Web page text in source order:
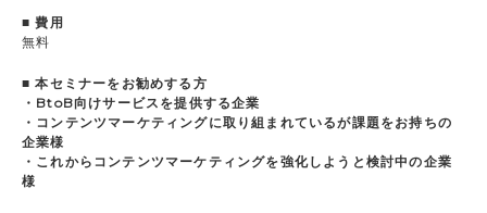
■ 費用
無料
■ 本セミナーをお勧めする方
・BtoB向けサービスを提供する企業
・コンテンツマーケティングに取り組まれているが課題をお持ちの
企業様
・これからコンテンツマーケティングを強化しようと検討中の企業
様